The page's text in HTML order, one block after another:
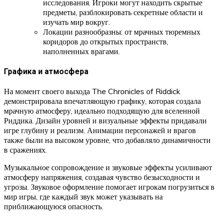
исследования. Игроки могут находить скрытые
предметы, разблокировать секретные области и
изучать мир вокруг.
Локации разнообразны: от мрачных тюремных
коридоров до открытых пространств,
наполненных врагами.
Графика и атмосфера
На момент своего выхода The Chronicles of Riddick
демонстрировала впечатляющую графику, которая создала
мрачную атмосферу, идеально подходящую для вселенной
Риддика. Дизайн уровней и визуальные эффекты придавали
игре глубину и реализм. Анимации персонажей и врагов
также были на высоком уровне, что добавляло динамичности
в сражениях.
Музыкальное сопровождение и звуковые эффекты усиливают
атмосферу напряжения, создавая чувство безысходности и
угрозы. Звуковое оформление помогает игрокам погрузиться в
мир игры, где каждый звук может указывать на
приближающуюся опасность.